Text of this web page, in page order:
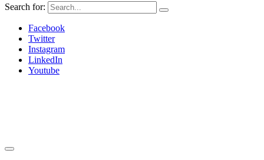
Search for:
Facebook
Twitter
Instagram
LinkedIn
Youtube